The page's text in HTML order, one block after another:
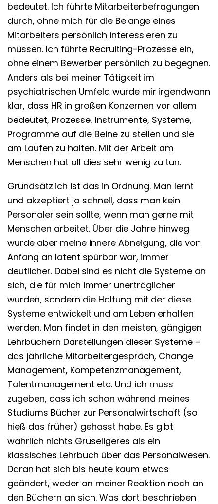
bedeutet. Ich führte Mitarbeiterbefragungen
durch, ohne mich für die Belange eines
Mitarbeiters persönlich interessieren zu
müssen. Ich führte Recruiting-Prozesse ein,
ohne einem Bewerber persönlich zu begegnen.
Anders als bei meiner Tätigkeit im
psychiatrischen Umfeld wurde mir irgendwann
klar, dass HR in großen Konzernen vor allem
bedeutet, Prozesse, Instrumente, Systeme,
Programme auf die Beine zu stellen und sie
am Laufen zu halten. Mit der Arbeit am
Menschen hat all dies sehr wenig zu tun.
Grundsätzlich ist das in Ordnung. Man lernt
und akzeptiert ja schnell, dass man kein
Personaler sein sollte, wenn man gerne mit
Menschen arbeitet. Über die Jahre hinweg
wurde aber meine innere Abneigung, die von
Anfang an latent spürbar war, immer
deutlicher. Dabei sind es nicht die Systeme an
sich, die für mich immer unerträglicher
wurden, sondern die Haltung mit der diese
Systeme entwickelt und am Leben erhalten
werden. Man findet in den meisten, gängigen
Lehrbüchern Darstellungen dieser Systeme –
das jährliche Mitarbeitergespräch, Change
Management, Kompetenzmanagement,
Talentmanagement etc. Und ich muss
zugeben, dass ich schon während meines
Studiums Bücher zur Personalwirtschaft (so
hieß das früher) gehasst habe. Es gibt
wahrlich nichts Gruseligeres als ein
klassisches Lehrbuch über das Personalwesen.
Daran hat sich bis heute kaum etwas
geändert, weder an meiner Reaktion noch an
den Büchern an sich. Was dort beschrieben